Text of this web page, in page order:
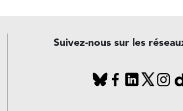
Suivez-nous sur les